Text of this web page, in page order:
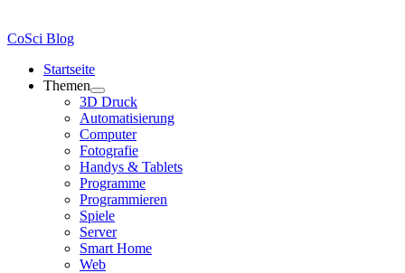
CoSci Blog
Startseite
Themen
3D Druck
Automatisierung
Computer
Fotografie
Handys & Tablets
Programme
Programmieren
Spiele
Server
Smart Home
Web